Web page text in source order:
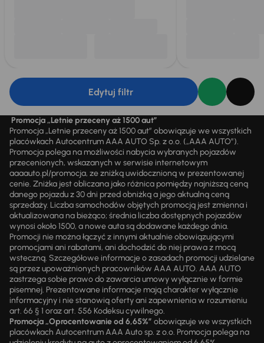
Edytuj filtr
Promocja „Letnie przeceny aż 1500 aut”
Promocja „Letnie przeceny aż 1500 aut” obowiązuje we wszystkich
placówkach Autocentrum AAA AUTO Sp. z o.o. („AAA AUTO”).
Promocja polega na możliwości nabycia wybranych pojazdów
przecenionych, wskazanych w serwisie internetowym
aaaauto.pl/promocja, ze zniżką uwidocznioną w prezentowanej
cenie. Zniżka jest obliczana jako różnica pomiędzy najniższą ceną
danego pojazdu z 30 dni przed obniżką a jego aktualną ceną
sprzedaży. Liczba samochodów objętych promocją jest zmienna i
aktualizowana na bieżąco; średnia liczba dostępnych pojazdów
wynosi około 1500, a nowe auta są dodawane każdego dnia.
Promocji nie można łączyć z innymi aktualnie obowiązującymi
promocjami ani rabatami, ani dochodzić do niej prawa z mocą
wsteczną. Szczegółowe informacje o zasadach promocji udzielane
są przez upoważnionych pracowników AAA AUTO. AAA AUTO
zastrzega sobie prawo do zawarcia umowy wyłącznie w formie
pisemnej. Prezentowane informacje mają charakter wyłącznie
informacyjny i nie stanowią oferty ani zapewnienia w rozumieniu
art. 66 § 1 oraz art. 556 Kodeksu cywilnego.
Promocja „Oprocentowanie od 6,65%” obowiązuje we wszystkich
placówkach Autocentrum AAA Auto sp. z o.o. Promocja polega na